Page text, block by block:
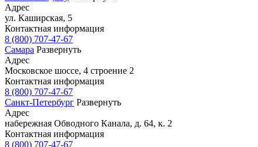
Адрес
ул. Каширская, 5
Контактная информация
8 (800) 707-47-67
Самара Развернуть
Адрес
Московское шоссе, 4 строение 2
Контактная информация
8 (800) 707-47-67
Санкт-Петербург Развернуть
Адрес
набережная Обводного Канала, д. 64, к. 2
Контактная информация
8 (800) 707-47-67